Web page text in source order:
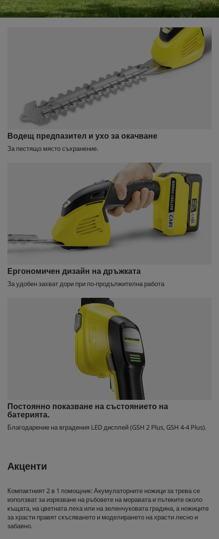
Водещ предпазител и ухо за окачване
За пестящо място съхранение.
Ергономичен дизайн на дръжката
За удобен захват дори при по-продължителна работа
Постоянно показване на състоянието на
батерията.
Благодарение на вградения LED дисплей (GSH 2 Plus, GSH 4-4 Plus).
Акценти
Компактният 2 в 1 помощник: Акумулаторните ножици за трева се
използват за изрязване на ръбовете на моравата и пътеките около
къщата, на цветната леха или на зеленчуковата градина, а ножиците
за храсти правят скъсяването и моделирането на храсти лесно и
забавно.